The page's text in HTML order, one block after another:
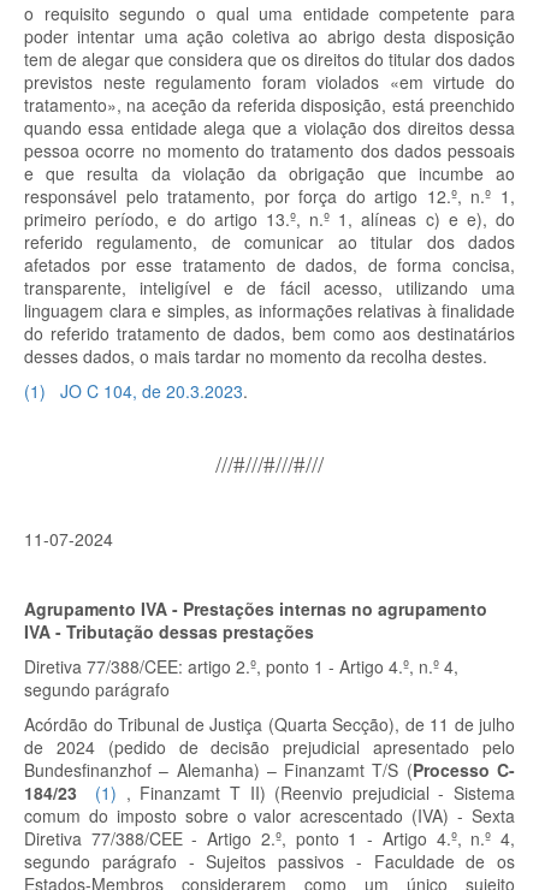
o requisito segundo o qual uma entidade competente para
poder intentar uma ação coletiva ao abrigo desta disposição
tem de alegar que considera que os direitos do titular dos dados
previstos neste regulamento foram violados «em virtude do
tratamento», na aceção da referida disposição, está preenchido
quando essa entidade alega que a violação dos direitos dessa
pessoa ocorre no momento do tratamento dos dados pessoais
e que resulta da violação da obrigação que incumbe ao
responsável pelo tratamento, por força do artigo 12.º, n.º 1,
primeiro período, e do artigo 13.º, n.º 1, alíneas c) e e), do
referido regulamento, de comunicar ao titular dos dados
afetados por esse tratamento de dados, de forma concisa,
transparente, inteligível e de fácil acesso, utilizando uma
linguagem clara e simples, as informações relativas à finalidade
do referido tratamento de dados, bem como aos destinatários
desses dados, o mais tardar no momento da recolha destes.
(1) JO C 104, de 20.3.2023.
///#///#///#///
11-07-2024
Agrupamento IVA - Prestações internas no agrupamento
IVA - Tributação dessas prestações
Diretiva 77/388/CEE: artigo 2.º, ponto 1 - Artigo 4.º, n.º 4,
segundo parágrafo
Acórdão do Tribunal de Justiça (Quarta Secção), de 11 de julho
de 2024 (pedido de decisão prejudicial apresentado pelo
Bundesfinanzhof – Alemanha) – Finanzamt T/S (Processo C-
184/23
(1) , Finanzamt T II) (Reenvio prejudicial - Sistema
comum do imposto sobre o valor acrescentado (IVA) - Sexta
Diretiva 77/388/CEE - Artigo 2.º, ponto 1 - Artigo 4.º, n.º 4,
segundo parágrafo - Sujeitos passivos - Faculdade de os
Estados-Membros considerarem como um único sujeito